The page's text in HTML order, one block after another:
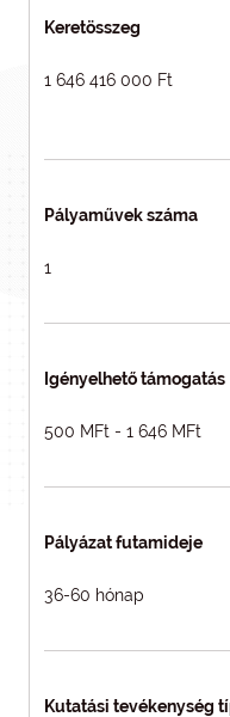
Keretösszeg
1 646 416 000 Ft
Pályaművek száma
1
Igényelhető támogatás
500 MFt - 1 646 MFt
Pályázat futamideje
36-60 hónap
Kutatási tevékenység